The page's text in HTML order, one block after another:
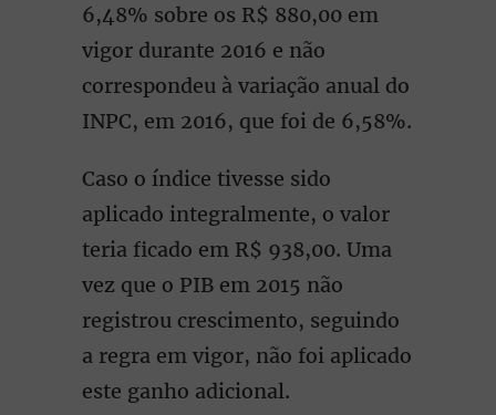
6,48% sobre os R$ 880,00 em
vigor durante 2016 e não
correspondeu à variação anual do
INPC, em 2016, que foi de 6,58%.
Caso o índice tivesse sido
aplicado integralmente, o valor
teria ficado em R$ 938,00. Uma
vez que o PIB em 2015 não
registrou crescimento, seguindo
a regra em vigor, não foi aplicado
este ganho adicional.